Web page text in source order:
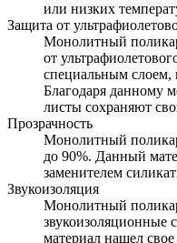
или низких
Защита от
Монолитный
от
специальным слоем,
Благодаря данному
листы сохраняют
Прозрачность
Монолитный
до 90%. Данный
заменителем
Звукоизоляция
Монолитный
звукоизоляционные
материал нашел